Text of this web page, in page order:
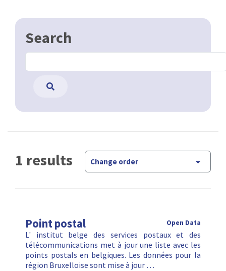
Search
1 results Change order
Point postal Open Data
L' institut belge des services postaux et des
télécommunications met à jour une liste avec les
points postals en belgiques. Les données pour la
région Bruxelloise sont mise à jour …